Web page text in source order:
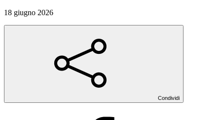
18 giugno 2026
Condividi